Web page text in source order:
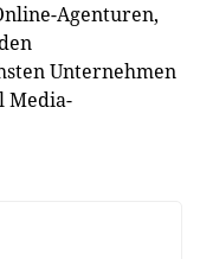
Agenturen,
Unternehmen
Media-